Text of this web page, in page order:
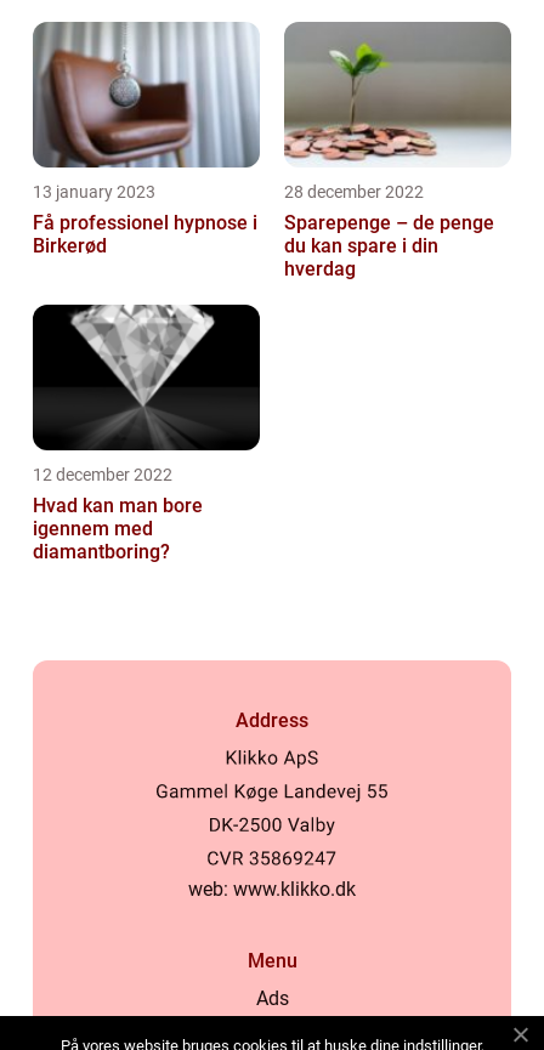
13 january 2023
Få professionel hypnose i
Birkerød
28 december 2022
Sparepenge – de penge
du kan spare i din
hverdag
12 december 2022
Hvad kan man bore
igennem med
diamantboring?
Address
web: www.klikko.dk
Menu
Ads
På vores website bruges cookies til at huske dine indstillinger,